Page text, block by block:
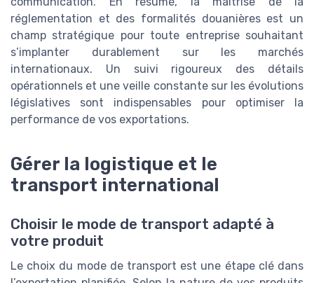
réglementation et des formalités douanières est un
champ stratégique pour toute entreprise souhaitant
s’implanter durablement sur les marchés
internationaux. Un suivi rigoureux des détails
opérationnels et une veille constante sur les évolutions
législatives sont indispensables pour optimiser la
performance de vos exportations.
Gérer la logistique et le
transport international
Choisir le mode de transport adapté à
votre produit
Le choix du mode de transport est une étape clé dans